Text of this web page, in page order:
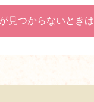
見つからないときは